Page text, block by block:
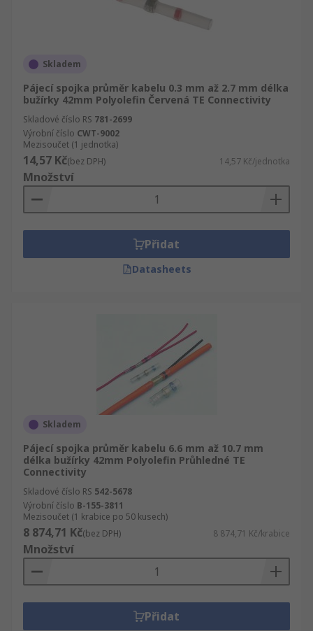
Skladem
Pájecí spojka průměr kabelu 0.3 mm až 2.7 mm délka
bužírky 42mm Polyolefin Červená TE Connectivity
Skladové číslo RS 781-2699
Výrobní číslo CWT-9002
Mezisoučet (1 jednotka)
14,57 Kč(bez DPH) 14,57 Kč/jednotka
Množství
Přidat
Datasheets
Skladem
Pájecí spojka průměr kabelu 6.6 mm až 10.7 mm
délka bužírky 42mm Polyolefin Průhledné TE
Connectivity
Skladové číslo RS 542-5678
Výrobní číslo B-155-3811
Mezisoučet (1 krabice po 50 kusech)
8 874,71 Kč(bez DPH) 8 874,71 Kč/krabice
Množství
Přidat